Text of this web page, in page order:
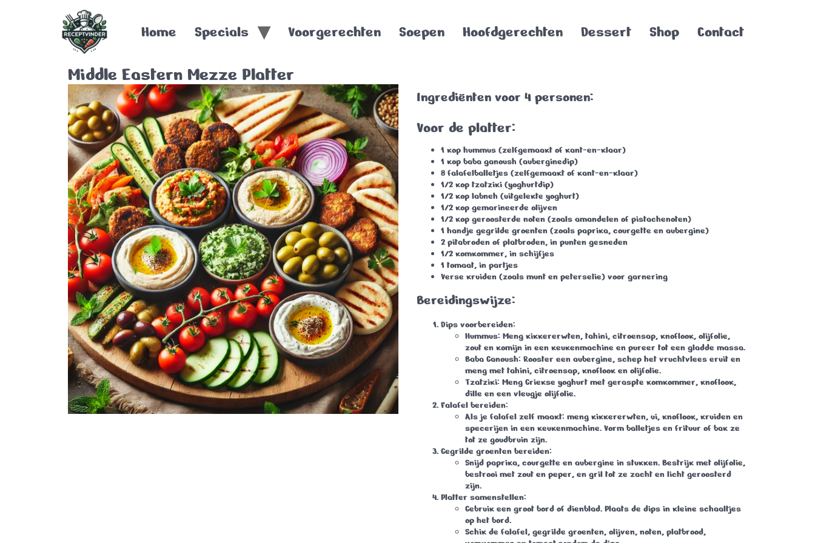
Home Specials Voorgerechten Soepen Hoofdgerechten Dessert Shop Contact
Middle Eastern Mezze Platter
Ingrediënten voor 4 personen:
Voor de platter:
1 kop hummus (zelfgemaakt of kant-en-klaar)
1 kop baba ganoush (auberginedip)
8 falafelballetjes (zelfgemaakt of kant-en-klaar)
1/2 kop tzatziki (yoghurtdip)
1/2 kop labneh (uitgelekte yoghurt)
1/2 kop gemarineerde olijven
1/2 kop geroosterde noten (zoals amandelen of pistachenoten)
1 handje gegrilde groenten (zoals paprika, courgette en aubergine)
2 pitabroden of platbroden, in punten gesneden
1/2 komkommer, in schijfjes
1 tomaat, in partjes
Verse kruiden (zoals munt en peterselie) voor garnering
Bereidingswijze:
Dips voorbereiden:
Hummus: Meng kikkererwten, tahini, citroensap, knoflook, olijfolie,
zout en komijn in een keukenmachine en pureer tot een gladde massa.
Baba Ganoush: Rooster een aubergine, schep het vruchtvlees eruit en
meng met tahini, citroensap, knoflook en olijfolie.
Tzatziki: Meng Griekse yoghurt met geraspte komkommer, knoflook,
dille en een vleugje olijfolie.
Falafel bereiden:
Als je falafel zelf maakt: meng kikkererwten, ui, knoflook, kruiden en
specerijen in een keukenmachine. Vorm balletjes en frituur of bak ze
tot ze goudbruin zijn.
Gegrilde groenten bereiden:
Snijd paprika, courgette en aubergine in stukken. Bestrijk met olijfolie,
bestrooi met zout en peper, en gril tot ze zacht en licht geroosterd
zijn.
Platter samenstellen:
Gebruik een groot bord of dienblad. Plaats de dips in kleine schaaltjes
op het bord.
Schik de falafel, gegrilde groenten, olijven, noten, platbrood,